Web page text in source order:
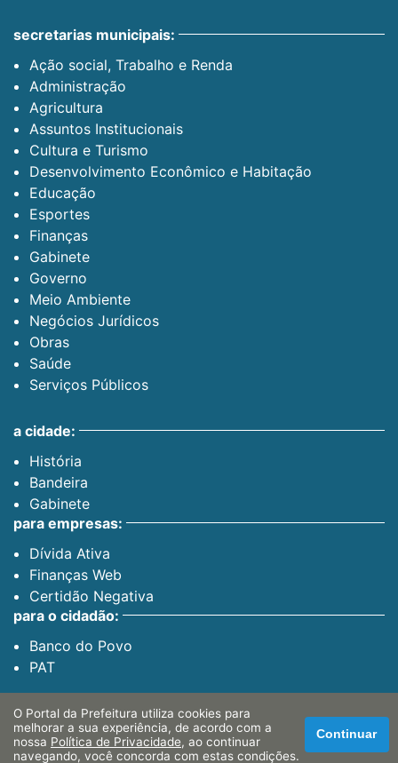
secretarias municipais:
Ação social, Trabalho e Renda
Administração
Agricultura
Assuntos Institucionais
Cultura e Turismo
Desenvolvimento Econômico e Habitação
Educação
Esportes
Finanças
Gabinete
Governo
Meio Ambiente
Negócios Jurídicos
Obras
Saúde
Serviços Públicos
a cidade:
História
Bandeira
Gabinete
para empresas:
Dívida Ativa
Finanças Web
Certidão Negativa
para o cidadão:
Banco do Povo
PAT
canais oficiais:
Facebook
O Portal da Prefeitura utiliza cookies para
melhorar a sua experiência, de acordo com a
nossa Política de Privacidade, ao continuar
navegando, você concorda com estas condições.
Continuar